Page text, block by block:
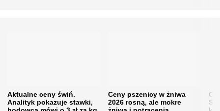
Aktualne ceny świń.
Analityk pokazuje stawki,
Ceny pszenicy w żniwa
2026 rosną, ale mokre